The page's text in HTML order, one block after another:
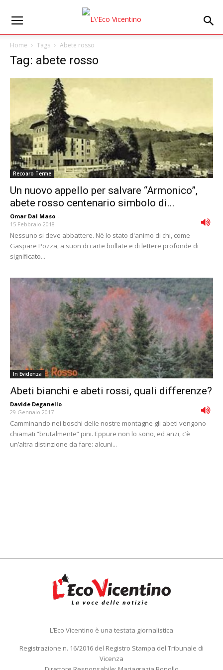
Home Tags Abete rosso
Tag: abete rosso
Recoaro Terme
Un nuovo appello per salvare “Armonico”,
abete rosso centenario simbolo di...
Omar Dal Maso -
15 Febbraio 2018
Nessuno si deve abbattere. Nè lo stato d'animo di chi, come
Gaspare Pozza, a suon di carte bollate e di lettere profonde di
significato...
In Evidenza
Abeti bianchi e abeti rossi, quali differenze?
Davide Deganello -
29 Gennaio 2017
Camminando nei boschi delle nostre montagne gli abeti vengono
chiamati “brutalmente” pini. Eppure non lo sono, ed anzi, c’è
un’altra distinzione da fare: alcuni...
L’Eco Vicentino è una testata giornalistica
Registrazione n. 16/2016 del Registro Stampa del Tribunale di
Vicenza